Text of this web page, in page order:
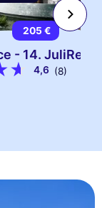
205 €
- 14. Juli
4,6 (8)